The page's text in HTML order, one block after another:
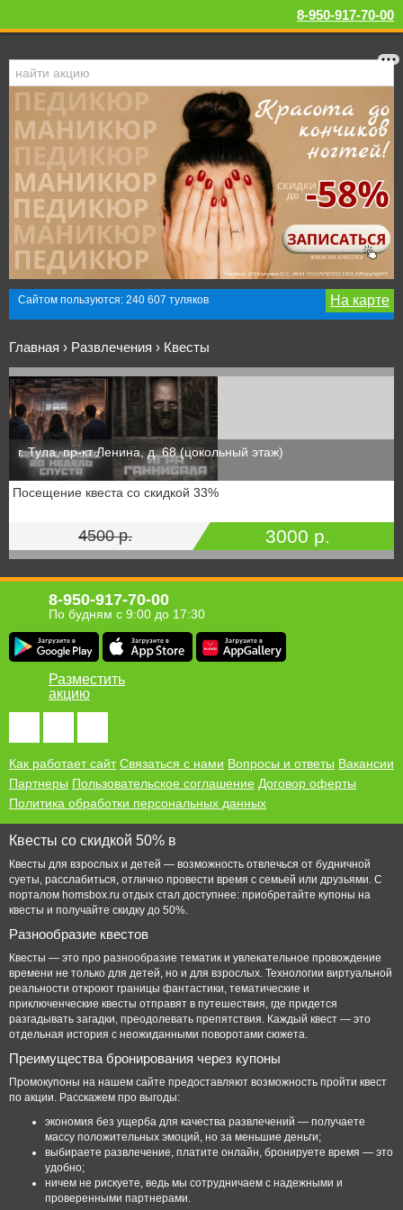
8-950-917-70-00
Сайтом пользуются: 240 607 туляков На карте
Главная › Развлечения › Квесты
г. Тула, пр-кт Ленина, д. 68 (цокольный этаж)
Посещение квеста со скидкой 33%
4500 р. 3000 р.
8-950-917-70-00
По будням с 9:00 до 17:30
Разместить
акцию
Как работает сайт Связаться с нами Вопросы и ответы Вакансии
Партнеры Пользовательское соглашение Договор оферты
Политика обработки персональных данных
Квесты со скидкой 50% в
Квесты для взрослых и детей — возможность отвлечься от будничной
суеты, расслабиться, отлично провести время с семьей или друзьями. С
порталом homsbox.ru отдых стал доступнее: приобретайте купоны на
квесты и получайте скидку до 50%.
Разнообразие квестов
Квесты — это про разнообразие тематик и увлекательное провождение
времени не только для детей, но и для взрослых. Технологии виртуальной
реальности откроют границы фантастики, тематические и
приключенческие квесты отправят в путешествия, где придется
разгадывать загадки, преодолевать препятствия. Каждый квест — это
отдельная история с неожиданными поворотами сюжета.
Преимущества бронирования через купоны
Промокупоны на нашем сайте предоставляют возможность пройти квест
по акции. Расскажем про выгоды:
экономия без ущерба для качества развлечений — получаете
массу положительных эмоций, но за меньшие деньги;
выбираете развлечение, платите онлайн, бронируете время — это
удобно;
ничем не рискуете, ведь мы сотрудничаем с надежными и
проверенными партнерами.